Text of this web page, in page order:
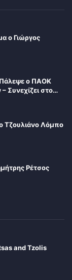
ο Γιώργος
Πάλεψε ο ΠΑΟΚ
Συνεχίζει στο…
Τζουλιάνο Λόμπο
Ρέτσος
and Tzolis